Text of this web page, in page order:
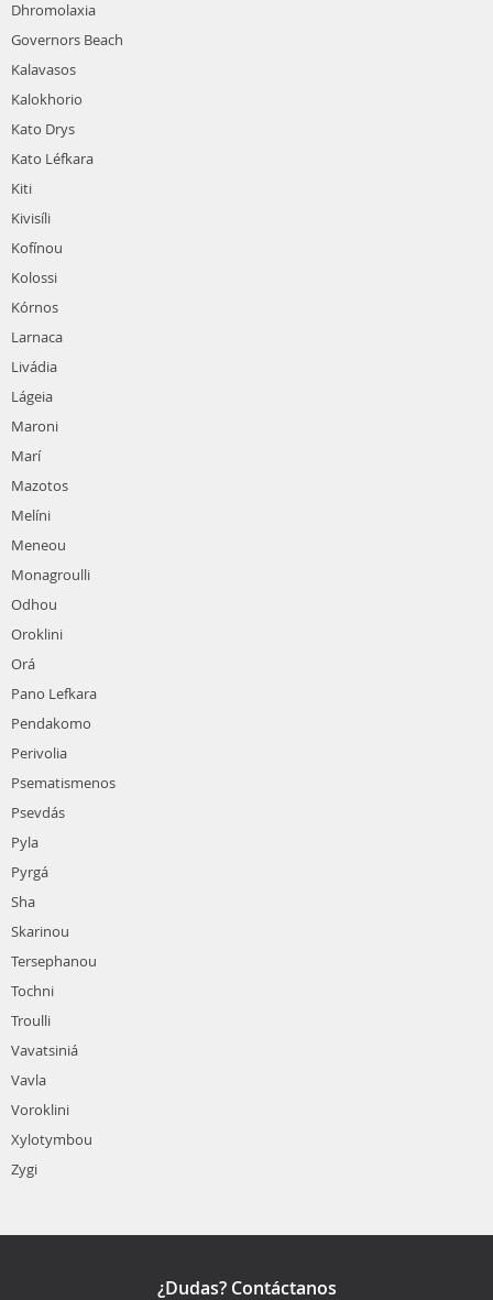
Dhromolaxia
Governors Beach
Kalavasos
Kalokhorio
Kato Drys
Kato Léfkara
Kiti
Kivisíli
Kofínou
Kolossi
Kórnos
Larnaca
Livádia
Lágeia
Maroni
Marí
Mazotos
Melíni
Meneou
Monagroulli
Odhou
Oroklini
Orá
Pano Lefkara
Pendakomo
Perivolia
Psematismenos
Psevdás
Pyla
Pyrgá
Sha
Skarinou
Tersephanou
Tochni
Troulli
Vavatsiniá
Vavla
Voroklini
Xylotymbou
Zygi
¿Dudas? Contáctanos